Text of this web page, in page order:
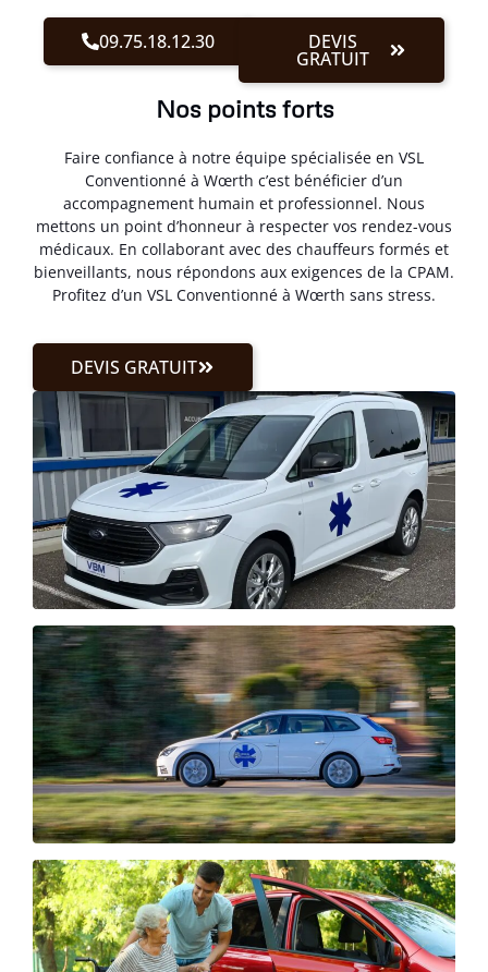
09.75.18.12.30 DEVIS
GRATUIT
Nos points forts
Faire confiance à notre équipe spécialisée en VSL
Conventionné à Wœrth c’est bénéficier d’un
accompagnement humain et professionnel. Nous
mettons un point d’honneur à respecter vos rendez-vous
médicaux. En collaborant avec des chauffeurs formés et
bienveillants, nous répondons aux exigences de la CPAM.
Profitez d’un VSL Conventionné à Wœrth sans stress.
DEVIS GRATUIT